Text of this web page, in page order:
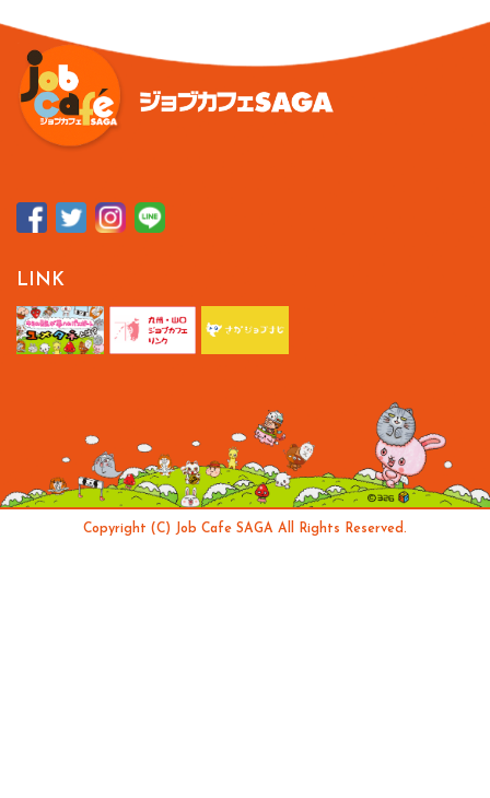
LINK
Copyright (C) Job Cafe SAGA All Rights Reserved.